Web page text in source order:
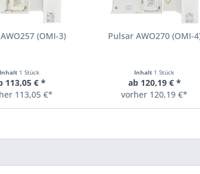
(OMI-3)
Inhalt 1 Stück
113,05 € *
113,05 €*
Pulsar AWO270 (OMI-
Inhalt 1 Stück
ab 120,19 € *
vorher 120,19 €*